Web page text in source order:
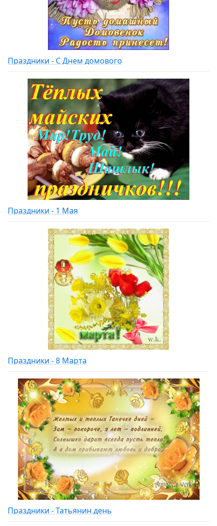
Праздники - С Днем домового
Праздники - 1 Мая
Праздники - 8 Марта
Праздники - Татьянин день